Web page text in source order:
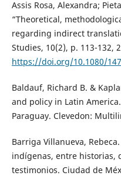
Assis Rosa, Alexandra;
“Theoretical,
regarding indirect
Studies, 10(2), p. 113-132,
https://doi.org/10.1080/
Baldauf, Richard B. &
and policy in Latin
Paraguay. Clevedon:
Barriga Villanueva,
indígenas, entre historias,
testimonios. Ciudad de